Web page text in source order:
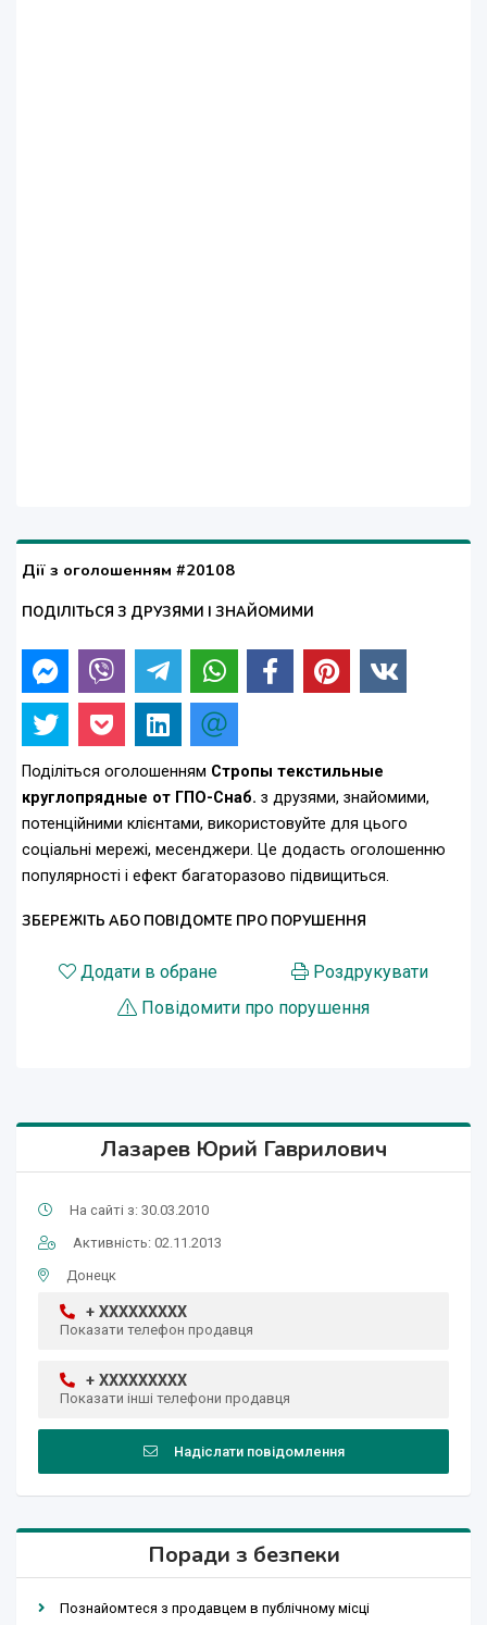
Дії з оголошенням #20108
ПОДІЛІТЬСЯ З ДРУЗЯМИ І ЗНАЙОМИМИ
Поділіться оголошенням Стропы текстильные
круглопрядные от ГПО-Снаб. з друзями, знайомими,
потенційними клієнтами, використовуйте для цього
соціальні мережі, месенджери. Це додасть оголошенню
популярності і ефект багаторазово підвищиться.
ЗБЕРЕЖІТЬ АБО ПОВІДОМТЕ ПРО ПОРУШЕННЯ
Додати в обране
Роздрукувати
Повідомити про порушення
Лазарев Юрий Гаврилович
На сайті з: 30.03.2010
Активність: 02.11.2013
Донецк
+ XXXXXXXXX
Показати телефон продавця
+ XXXXXXXXX
Показати інші телефони продавця
Надіслати повідомлення
Поради з безпеки
Познайомтеся з продавцем в публічному місці